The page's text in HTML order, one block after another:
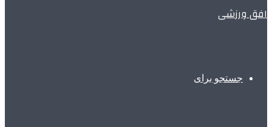
افق ورزشی
جستجو برای